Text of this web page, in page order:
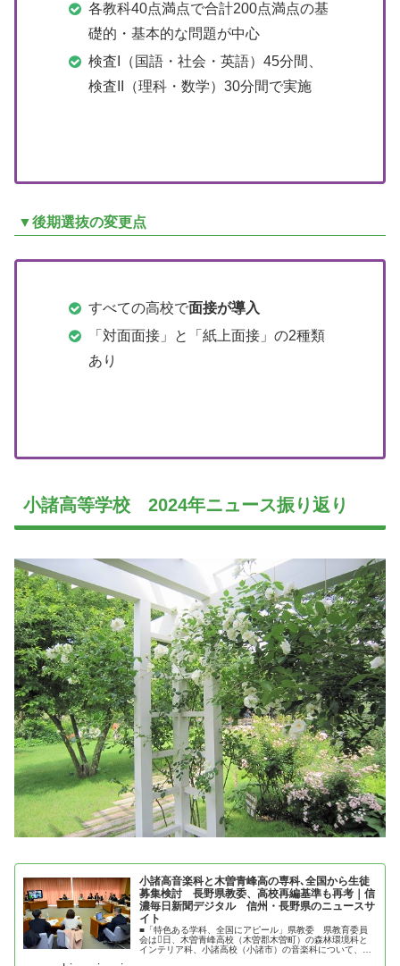
各教科40点満点で合計200点満点の基
礎的・基本的な問題が中心
検査I（国語・社会・英語）45分間、
検査II（理科・数学）30分間で実施
▼後期選抜の変更点
すべての高校で面接が導入
「対面面接」と「紙上面接」の2種類
あり
小諸高等学校 2024年ニュース振り返り
小諸高音楽科と木曽青峰高の専科､全国から生徒
募集検討 長野県教委、高校再編基準も再考｜信
濃毎日新聞デジタル 信州・長野県のニュースサ
イト
■「特色ある学科、全国にアピール」県教委 県教育委員
会は日、木曽青峰高校（木曽郡木曽町）の森林環境科と
インテリア科、小諸高校（小諸市）の音楽科について、生